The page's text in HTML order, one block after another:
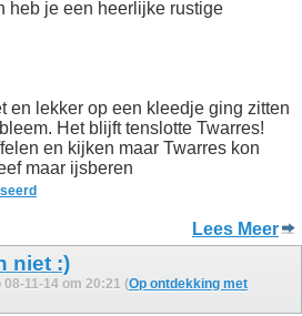
heb je een heerlijke rustige
en lekker op een kleedje ging zitten
Het blijft tenslotte Twarres!
en kijken maar Twarres kon
maar ijsberen
Lees Meer
niet :)
08-11-14 om 20:21 (Op ontdekking met